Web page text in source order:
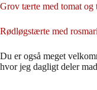
Grov tærte med tomat og
Rødløgstærte med
Du er også meget
hvor jeg dagligt deler